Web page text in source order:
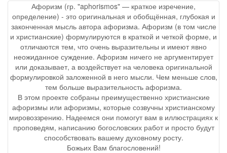
Афоризм (гр. "aphorismos" — краткое изречение,
определение) - это оригинальная и обобщённая, глубокая и
законченная мысль автора афоризма. Афоризм (в том числе
и христианские) формулируются в краткой и четкой форме, и
отличаются тем, что очень выразительны и имеют явно
неожиданное суждение. Афоризм ничего не аргументирует
или доказывает, а воздействует на человека оригинальной
формулировкой заложенной в него мысли. Чем меньше слов,
тем больше выразительность афоризма.
В этом проекте собраны преимущественно христианские
афоризмы или афоризмы, которые созвучны христианскому
мировоззрению. Надеемся они помогут вам в иллюстрациях к
проповедям, написанию богословских работ и просто будут
способствовать вашему духовному росту.
Божьих Вам благословений!